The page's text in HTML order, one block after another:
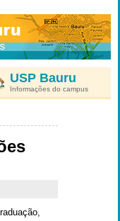
USP Bauru
Informações do campus